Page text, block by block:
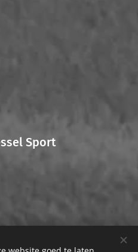
Sport